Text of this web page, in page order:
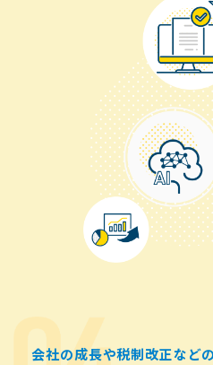
会社の成長や税制改正など